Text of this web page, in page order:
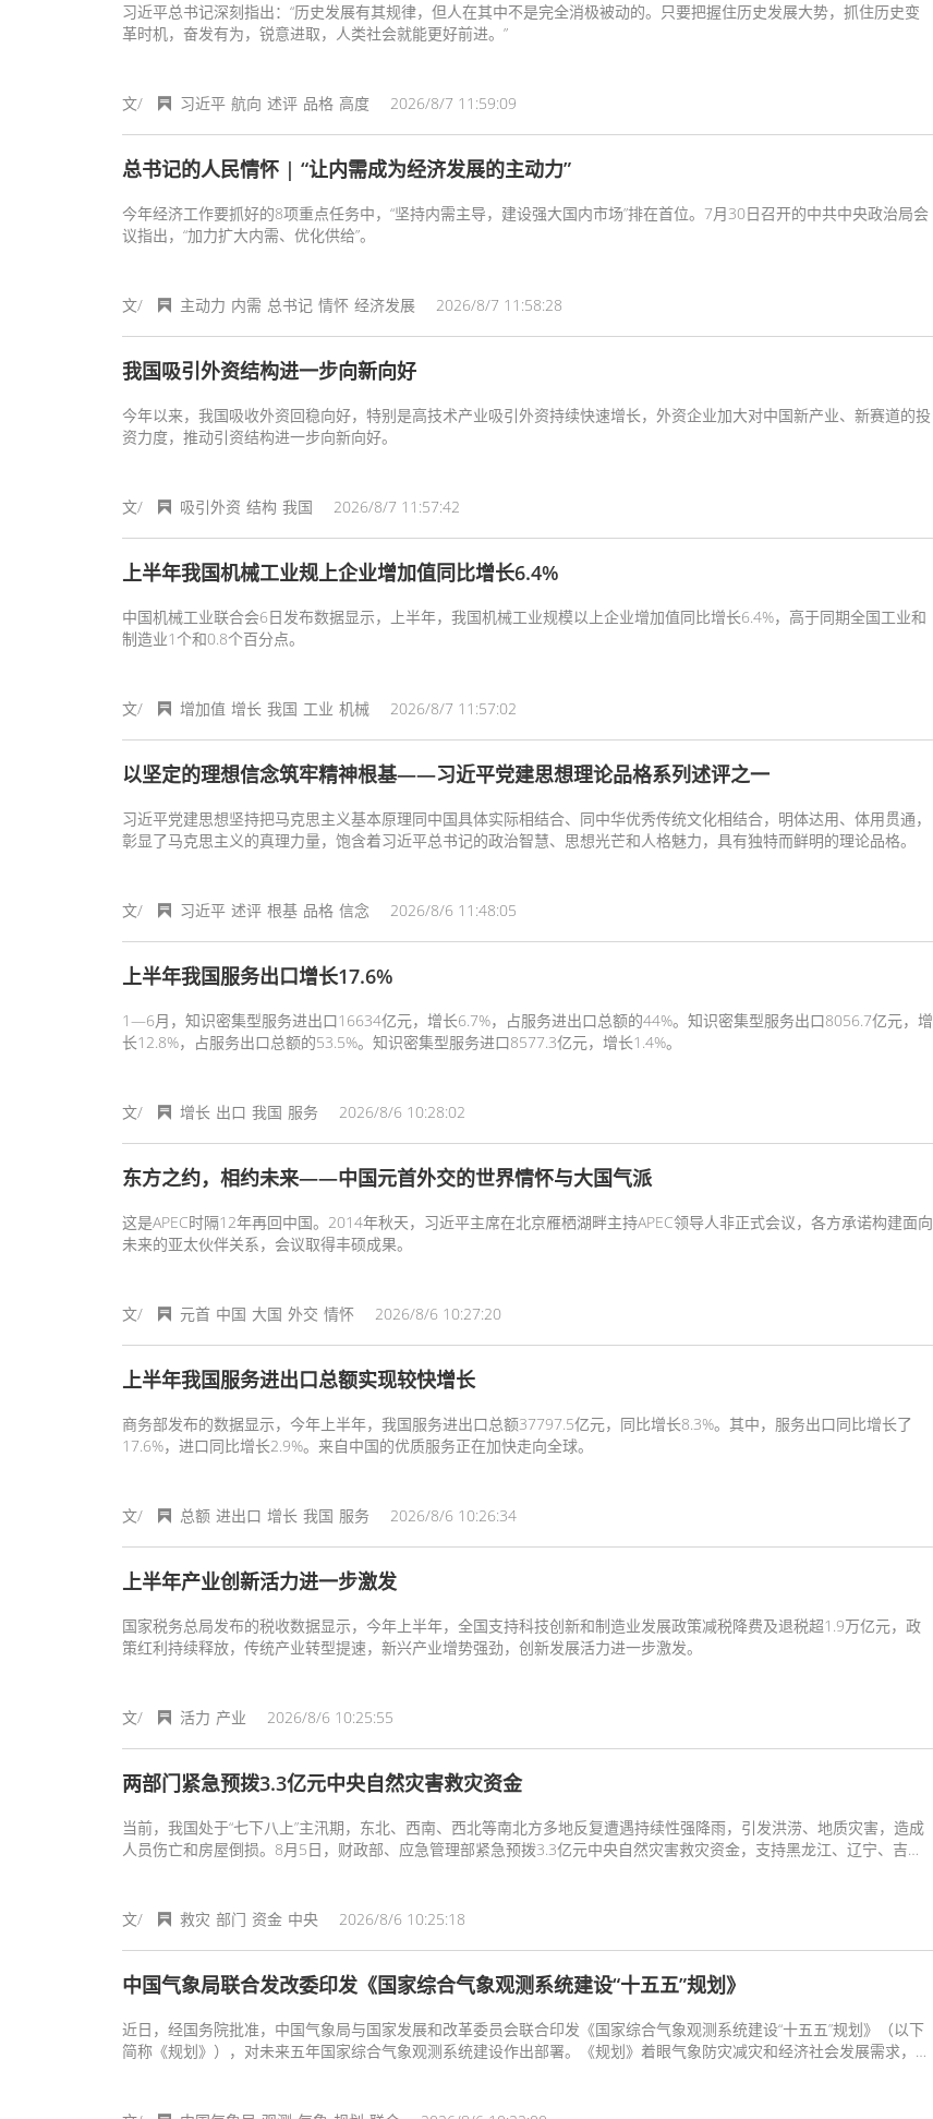
习近平总书记深刻指出：“历史发展有其规律，但人在其中不是完全消极被动的。只要把握住历史发展大势，抓住历史变
革时机，奋发有为，锐意进取，人类社会就能更好前进。”
文/ 2026/8/7 11:59:09
习近平 航向 述评 品格 高度
总书记的人民情怀 | “让内需成为经济发展的主动力”
今年经济工作要抓好的8项重点任务中，“坚持内需主导，建设强大国内市场”排在首位。7月30日召开的中共中央政治局会
议指出，“加力扩大内需、优化供给”。
文/ 2026/8/7 11:58:28
主动力 内需 总书记 情怀 经济发展
我国吸引外资结构进一步向新向好
今年以来，我国吸收外资回稳向好，特别是高技术产业吸引外资持续快速增长，外资企业加大对中国新产业、新赛道的投
资力度，推动引资结构进一步向新向好。
文/ 2026/8/7 11:57:42
吸引外资 结构 我国
上半年我国机械工业规上企业增加值同比增长6.4%
中国机械工业联合会6日发布数据显示，上半年，我国机械工业规模以上企业增加值同比增长6.4%，高于同期全国工业和
制造业1个和0.8个百分点。
文/ 2026/8/7 11:57:02
增加值 增长 我国 工业 机械
以坚定的理想信念筑牢精神根基——习近平党建思想理论品格系列述评之一
习近平党建思想坚持把马克思主义基本原理同中国具体实际相结合、同中华优秀传统文化相结合，明体达用、体用贯通，
彰显了马克思主义的真理力量，饱含着习近平总书记的政治智慧、思想光芒和人格魅力，具有独特而鲜明的理论品格。
文/ 2026/8/6 11:48:05
习近平 述评 根基 品格 信念
上半年我国服务出口增长17.6%
1—6月，知识密集型服务进出口16634亿元，增长6.7%，占服务进出口总额的44%。知识密集型服务出口8056.7亿元，增
长12.8%，占服务出口总额的53.5%。知识密集型服务进口8577.3亿元，增长1.4%。
文/ 2026/8/6 10:28:02
增长 出口 我国 服务
东方之约，相约未来——中国元首外交的世界情怀与大国气派
这是APEC时隔12年再回中国。2014年秋天，习近平主席在北京雁栖湖畔主持APEC领导人非正式会议，各方承诺构建面向
未来的亚太伙伴关系，会议取得丰硕成果。
文/ 2026/8/6 10:27:20
元首 中国 大国 外交 情怀
上半年我国服务进出口总额实现较快增长
商务部发布的数据显示，今年上半年，我国服务进出口总额37797.5亿元，同比增长8.3%。其中，服务出口同比增长了
17.6%，进口同比增长2.9%。来自中国的优质服务正在加快走向全球。
文/ 2026/8/6 10:26:34
总额 进出口 增长 我国 服务
上半年产业创新活力进一步激发
国家税务总局发布的税收数据显示，今年上半年，全国支持科技创新和制造业发展政策减税降费及退税超1.9万亿元，政
策红利持续释放，传统产业转型提速，新兴产业增势强劲，创新发展活力进一步激发。
文/ 2026/8/6 10:25:55
活力 产业
两部门紧急预拨3.3亿元中央自然灾害救灾资金
当前，我国处于“七下八上”主汛期，东北、西南、西北等南北方多地反复遭遇持续性强降雨，引发洪涝、地质灾害，造成
人员伤亡和房屋倒损。8月5日，财政部、应急管理部紧急预拨3.3亿元中央自然灾害救灾资金，支持黑龙江、辽宁、吉
文/
2026/8/6 10:25:18
救灾 部门 资金 中央
中国气象局联合发改委印发《国家综合气象观测系统建设“十五五”规划》
近日，经国务院批准，中国气象局与国家发展和改革委员会联合印发《国家综合气象观测系统建设“十五五”规划》（以下
简称《规划》），对未来五年国家综合气象观测系统建设作出部署。《规划》着眼气象防灾减灾和经济社会发展需求，提